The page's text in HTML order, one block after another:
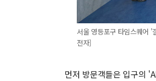
서울 영등포구 타임스퀘어
전자]
먼저 방문객들은 입구의